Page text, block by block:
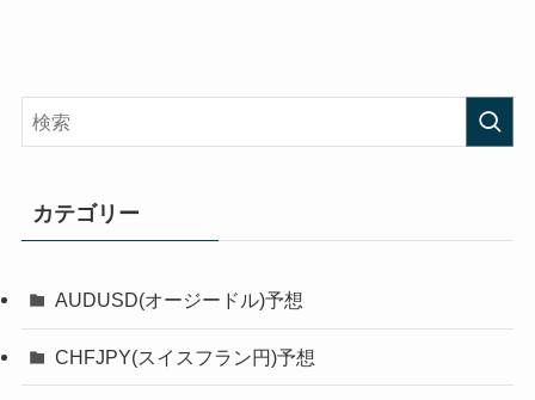
カテゴリー
AUDUSD(オージードル)予想
CHFJPY(スイスフラン円)予想